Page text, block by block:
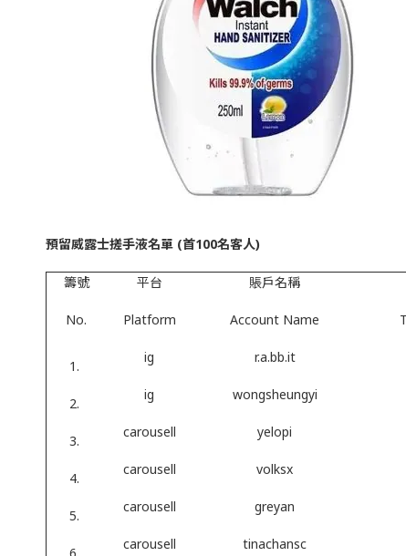
預留威露士搓手液名單 (首100名客人)
籌號
No.
平台
Platform
賬戶名稱
Account Name
ig r.a.bb.it
ig wongsheungyi
carousell yelopi
carousell volksx
carousell greyan
carousell tinachansc